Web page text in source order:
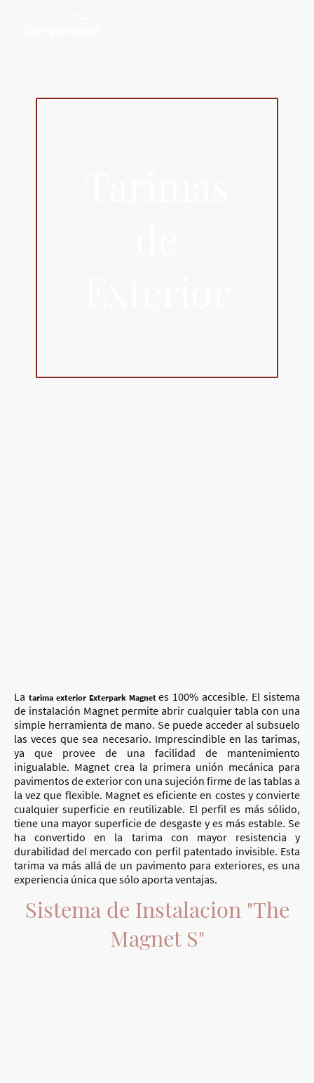
La tarima exterior Exterpark Magnetes 100% accesible. El sistema
de instalación Magnet permite abrir cualquier tabla con una
simple herramienta de mano. Se puede acceder al subsuelo
las veces que sea necesario. Imprescindible en las tarimas,
ya que provee de una facilidad de mantenimiento
inigualable. Magnet crea la primera unión mecánica para
pavimentos de exterior con una sujeción firme de las tablas a
la vez que flexible. Magnet es eficiente en costes y convierte
cualquier superficie en reutilizable. El perfil es más sólido,
tiene una mayor superficie de desgaste y es más estable. Se
ha convertido en la tarima con mayor resistencia y
durabilidad del mercado con perfil patentado invisible. Esta
tarima va más allá de un pavimento para exteriores, es una
experiencia única que sólo aporta ventajas.
Sistema de Instalacion "The
Magnet S"